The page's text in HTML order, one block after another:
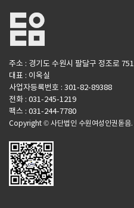
주소 : 경기도 수원시 팔달구 정조로
대표 : 이옥실
사업자등록번호 : 301-82-89388
전화 : 031-245-1219
팩스 : 031-244-7780
Copyright © 사단법인 수원여성인권돋음